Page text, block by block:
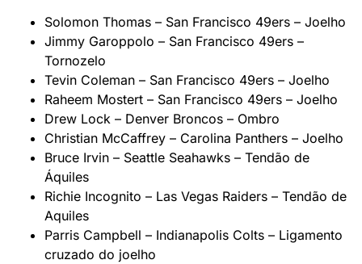
Solomon Thomas – San Francisco 49ers – Joelho
Jimmy Garoppolo – San Francisco 49ers –
Tornozelo
Tevin Coleman – San Francisco 49ers – Joelho
Raheem Mostert – San Francisco 49ers – Joelho
Drew Lock – Denver Broncos – Ombro
Christian McCaffrey – Carolina Panthers – Joelho
Bruce Irvin – Seattle Seahawks – Tendão de
Áquiles
Richie Incognito – Las Vegas Raiders – Tendão de
Aquiles
Parris Campbell – Indianapolis Colts – Ligamento
cruzado do joelho